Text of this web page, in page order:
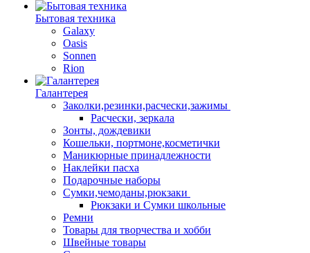
Бытовая техника
Galaxy
Oasis
Sonnen
Rion
Галантерея
Заколки,резинки,расчески,зажимы
Расчески, зеркала
Зонты, дождевики
Кошельки, портмоне,косметички
Маникюрные принадлежности
Наклейки пасха
Подарочные наборы
Сумки,чемоданы,рюкзаки
Рюкзаки и Сумки школьные
Ремни
Товары для творчества и хобби
Швейные товары